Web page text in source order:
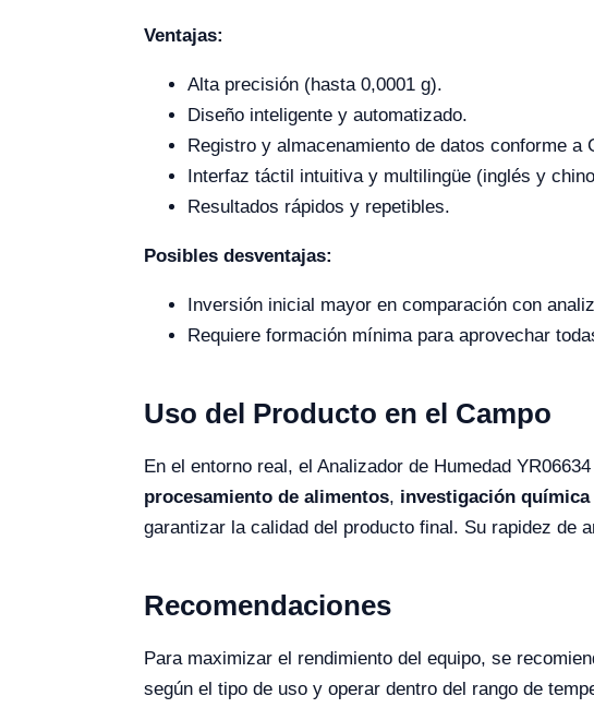
Ventajas:
Alta precisión (hasta 0,0001 g).
Diseño inteligente y automatizado.
Registro y almacenamiento de datos conforme a
Interfaz táctil intuitiva y multilingüe (inglés y
Resultados rápidos y repetibles.
Posibles desventajas:
Inversión inicial mayor en comparación con
Requiere formación mínima para aprovechar
Uso del Producto en el Campo
En el entorno real, el Analizador de Humedad
procesamiento de alimentos, investigación química
garantizar la calidad del producto final. Su rapidez de
Recomendaciones
Para maximizar el rendimiento del equipo, se
según el tipo de uso y operar dentro del rango de